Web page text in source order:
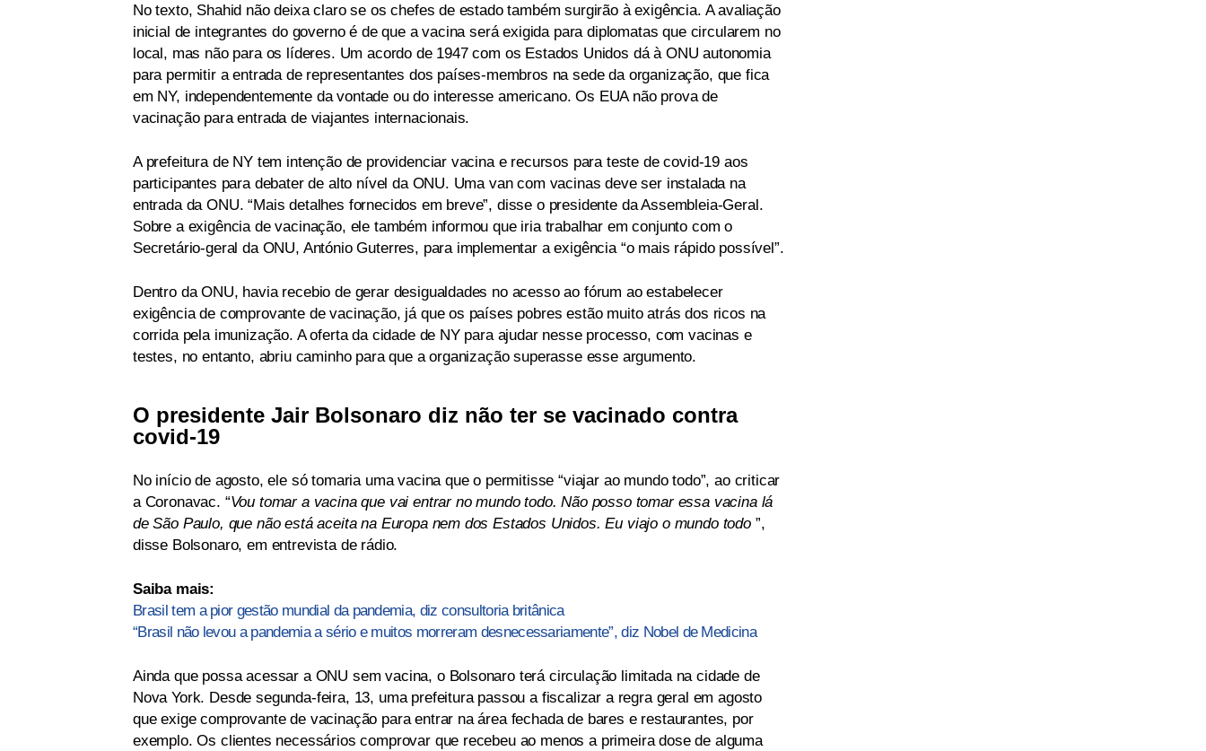
No texto, Shahid não deixa claro se os chefes de estado também surgirão à exigência. A avaliação
inicial de integrantes do governo é de que a vacina será exigida para diplomatas que circularem no
local, mas não para os líderes. Um acordo de 1947 com os Estados Unidos dá à ONU autonomia
para permitir a entrada de representantes dos países-membros na sede da organização, que fica
em NY, independentemente da vontade ou do interesse americano. Os EUA não prova de
vacinação para entrada de viajantes internacionais.
A prefeitura de NY tem intenção de providenciar vacina e recursos para teste de covid-19 aos
participantes para debater de alto nível da ONU. Uma van com vacinas deve ser instalada na
entrada da ONU. “Mais detalhes fornecidos em breve”, disse o presidente da Assembleia-Geral.
Sobre a exigência de vacinação, ele também informou que iria trabalhar em conjunto com o
Secretário-geral da ONU, António Guterres, para implementar a exigência “o mais rápido possível”.
Dentro da ONU, havia recebio de gerar desigualdades no acesso ao fórum ao estabelecer
exigência de comprovante de vacinação, já que os países pobres estão muito atrás dos ricos na
corrida pela imunização. A oferta da cidade de NY para ajudar nesse processo, com vacinas e
testes, no entanto, abriu caminho para que a organização superasse esse argumento.
O presidente Jair Bolsonaro diz não ter se vacinado contra
covid-19
No início de agosto, ele só tomaria uma vacina que o permitisse “viajar ao mundo todo”, ao criticar
a Coronavac. “Vou tomar a vacina que vai entrar no mundo todo. Não posso tomar essa vacina lá
de São Paulo, que não está aceita na Europa nem dos Estados Unidos. Eu viajo o mundo todo”,
disse Bolsonaro, em entrevista de rádio.
Saiba mais:
Brasil tem a pior gestão mundial da pandemia, diz consultoria britânica
“Brasil não levou a pandemia a sério e muitos morreram desnecessariamente”, diz Nobel de Medicina
Ainda que possa acessar a ONU sem vacina, o Bolsonaro terá circulação limitada na cidade de
Nova York. Desde segunda-feira, 13, uma prefeitura passou a fiscalizar a regra geral em agosto
que exige comprovante de vacinação para entrar na área fechada de bares e restaurantes, por
exemplo. Os clientes necessários comprovar que recebeu ao menos a primeira dose de alguma